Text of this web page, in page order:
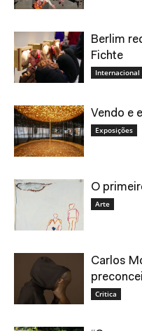
Berlim
Fichte
Internacional
Vendo e
Exposições
O
Arte
Carlos
Critica